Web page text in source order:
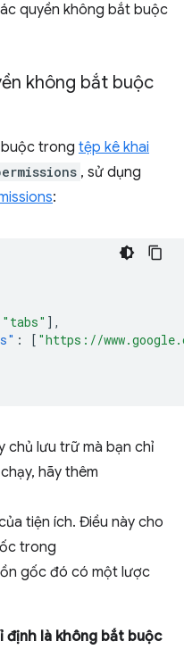
quyền không bắt buộc
không bắt buộc
trong tệp kê khai
, sử dụng
:
"tabs" ],
: [ "https://
chủ lưu trữ mà bạn chỉ
hãy thêm
tiện ích. Điều này cho
trong
gốc đó có một lược
là không bắt buộc